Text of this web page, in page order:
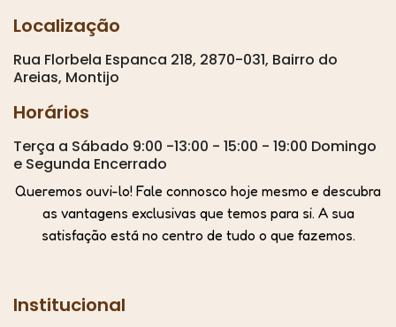
Localização
Rua Florbela Espanca 218, 2870-031, Bairro do
Areias, Montijo
Horários
Terça a Sábado 9:00 -13:00 - 15:00 - 19:00 Domingo
e Segunda Encerrado
Queremos ouvi-lo! Fale connosco hoje mesmo e descubra
as vantagens exclusivas que temos para si. A sua
satisfação está no centro de tudo o que fazemos.
Institucional